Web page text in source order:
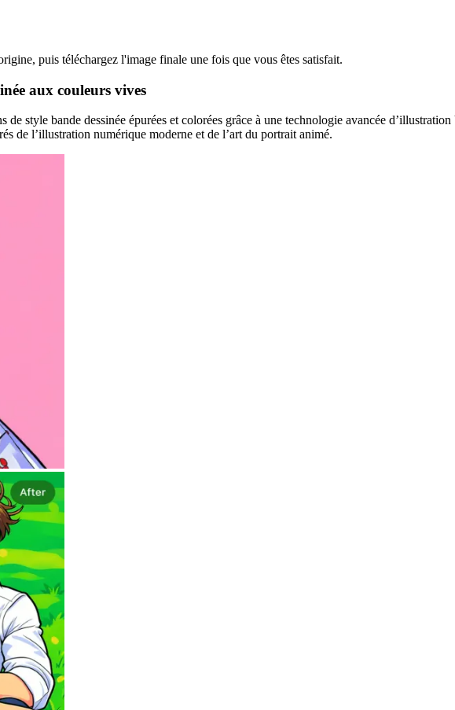
puis téléchargez l'image finale une fois que vous êtes satisfait.
aux couleurs vives
style bande dessinée épurées et colorées grâce à une technologie avancée
de l’illustration numérique moderne et de l’art du portrait animé.